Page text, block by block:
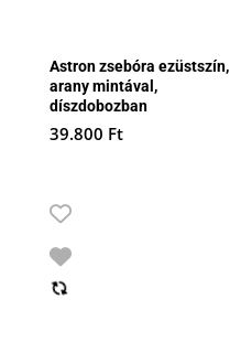
Astron zsebóra ezüstszín,
arany mintával,
díszdobozban
39.800 Ft